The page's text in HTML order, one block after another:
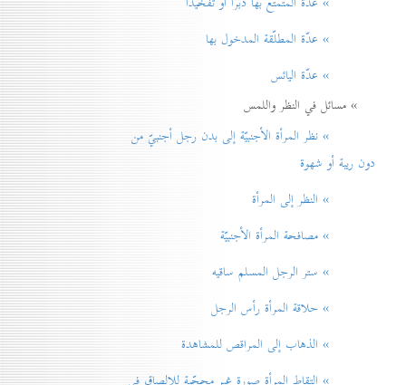
» عدّة المطلّقة المدخول بها
» عدّة اليائس
» مسائل في النظر واللمس
» نظر المرأة الأجنبيّة إلی بدن رجل أجنبيّ من
دون ريبة أو شهوة
» النظر إلی المرأة
» مصافحة المرأة الأجنبيّة
» ستر الرجل المسلم ساقيه
» حلاقة المرأة رأس الرجل
» الذهاب إلی المراقص للمشاهدة